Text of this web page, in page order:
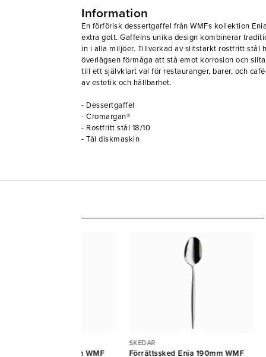
Information
En förförisk dessertgaffel från WMFs kollektion
extra gott. Gaffelns unika design kombinerar
in i alla miljöer. Tillverkad av slitstarkt rostfritt stål
överlägsen förmåga att stå emot korrosion och
till ett självklart val för restauranger, barer, och
av estetik och hållbarhet.
- Dessertgaffel
- Cromargan®
- Rostfritt stål 18/10
- Tål diskmaskin
Enia 163mm WMF
SKEDAR
Förrättssked Enia 190mm WMF